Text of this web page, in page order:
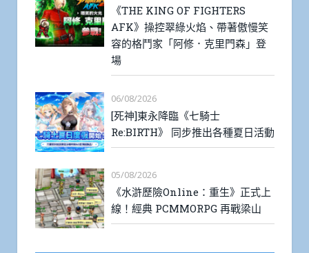
《THE KING OF FIGHTERS
AFK》操控翠綠火焰、帶著傲慢笑
容的格鬥家「阿修．克里門森」登
場
06/08/2026
[死神]東永降臨《七騎士
Re:BIRTH》 同步推出各種夏日活動
05/08/2026
《水滸歷險Online：重生》正式上
線！經典 PCMMORPG 再戰梁山